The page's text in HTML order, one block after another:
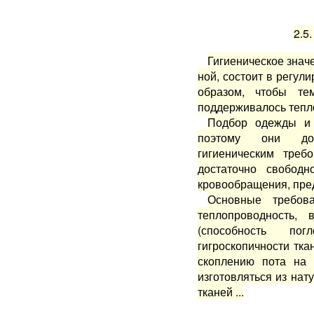
2.5.
Гигиеническое
ной, состоит в
об­разом, чтобы
поддерживалось
Подбор одежды и
поэтому они
гигиеническим
достаточно
кровообращения,
Основные
теплопро­водность,
(способность
гигроскопичности
скоплению пота на
изготовляться из
тканей ...